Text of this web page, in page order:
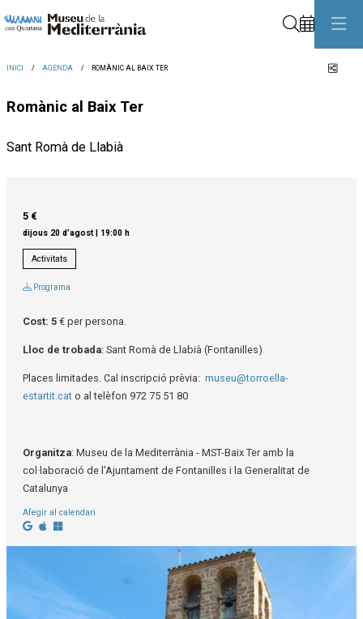
INICI AGENDA ROMÀNIC AL BAIX TER
Romànic al Baix Ter
Sant Romà de Llabià
5 €
dijous 20 d’agost 19:00 h
Activitats
Programa
Cost: 5 € per persona.
Lloc de trobada: Sant Romà de Llabià (Fontanilles)
Places limitades. Cal inscripció prèvia: museu@torroella-
estartit.cat o al telèfon 972 75 51 80
Organitza: Museu de la Mediterrània - MST-Baix Ter amb la
col·laboració de l'Ajuntament de Fontanilles i la Generalitat de
Catalunya
Afegir al calendari